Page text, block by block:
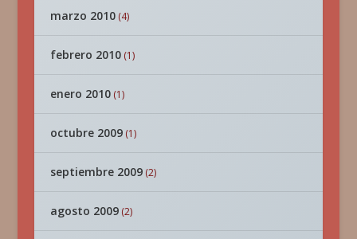
marzo 2010(4)
febrero 2010(1)
enero 2010(1)
octubre 2009(1)
septiembre 2009(2)
agosto 2009(2)